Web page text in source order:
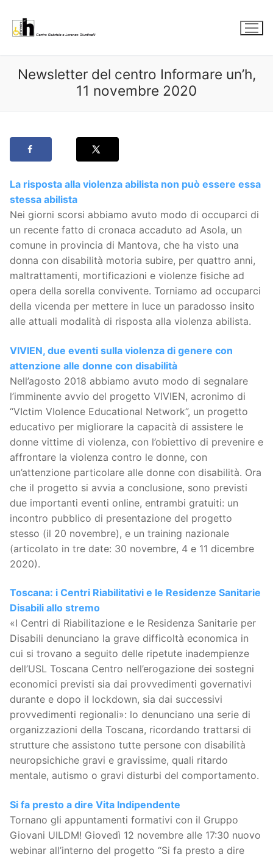
contenuto
Newsletter del centro Informare un’h,
11 novembre 2020
La risposta alla violenza abilista non può essere essa
stessa abilista
Nei giorni scorsi abbiamo avuto modo di occuparci di
un recente fatto di cronaca accaduto ad Asola, un
comune in provincia di Mantova, che ha visto una
donna con disabilità motoria subire, per quattro anni,
maltrattamenti, mortificazioni e violenze fisiche ad
opera della sorella convivente. Torniamo ad occuparci
della vicenda per mettere in luce un paradosso insito
alle attuali modalità di risposta alla violenza abilista.
VIVIEN, due eventi sulla violenza di genere con
attenzione alle donne con disabilità
Nell’agosto 2018 abbiamo avuto modo di segnalare
l’imminente avvio del progetto VIVIEN, acronimo di
“VIctim VIolence Educational Network”, un progetto
educativo per migliorare la capacità di assistere le
donne vittime di violenza, con l’obiettivo di prevenire e
affrontare la violenza contro le donne, con
un’attenzione particolare alle donne con disabilità. Ora
che il progetto si avvia a conclusione, sono previsti
due importanti eventi online, entrambi gratuiti: un
incontro pubblico di presentazione del progetto
stesso (il 20 novembre), e un training nazionale
(articolato in tre date: 30 novembre, 4 e 11 dicembre
2020).
Toscana: i Centri Riabilitativi e le Residenze Sanitarie
Disabili allo stremo
«I Centri di Riabilitazione e le Residenza Sanitarie per
Disabili denunciano la grave difficoltà economica in
cui si trovano a seguito delle ripetute inadempienze
dell’USL Toscana Centro nell’erogazione dei sostegni
economici previsti sia dai provvedimenti governativi
durante e dopo il lockdown, sia dai successivi
provvedimenti regionali»: lo denunciano una serie di
organizzazioni della Toscana, ricordando trattarsi di
strutture che assistono tutte persone con disabilità
neuropsichiche gravi e gravissime, quali ritardo
mentale, autismo o gravi disturbi del comportamento.
Si fa presto a dire Vita Indipendente
Tornano gli appuntamenti formativi con il Gruppo
Giovani UILDM! Giovedì 12 novembre alle 17:30 nuovo
webinar all’interno del progetto “Si fa presto a dire